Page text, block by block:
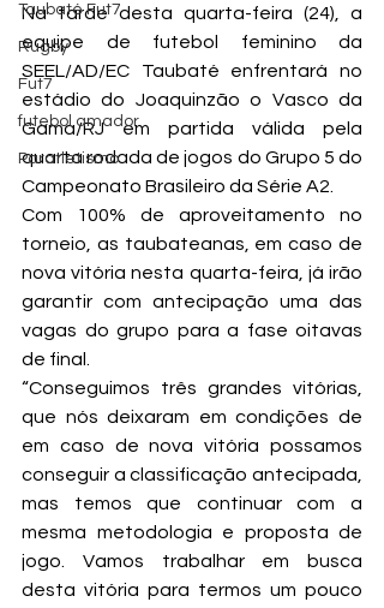
Taubaté Fut7
Rugby
Fut7
futebol amador
Paratletismo
Na tarde desta quarta-feira (24), a
equipe de futebol feminino da
SEEL/AD/EC Taubaté enfrentará no
estádio do Joaquinzão o Vasco da
Gama/RJ em partida válida pela
quarta rodada de jogos do Grupo 5 do
Campeonato Brasileiro da Série A2.
Com 100% de aproveitamento no
torneio, as taubateanas, em caso de
nova vitória nesta quarta-feira, já irão
garantir com antecipação uma das
vagas do grupo para a fase oitavas
de final.
“Conseguimos três grandes vitórias,
que nós deixaram em condições de
em caso de nova vitória possamos
conseguir a classificação antecipada,
mas temos que continuar com a
mesma metodologia e proposta de
jogo. Vamos trabalhar em busca
desta vitória para termos um pouco